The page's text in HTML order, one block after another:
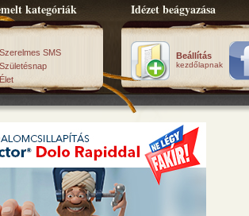
kategóriák
Szerelmes SMS
Születésnap
Élet
Idézet beágyazása
Beállítás
kezdőlapnak